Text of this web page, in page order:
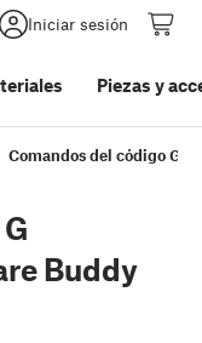
Iniciar sesión
Piezas y
Comandos del código G
Buddy